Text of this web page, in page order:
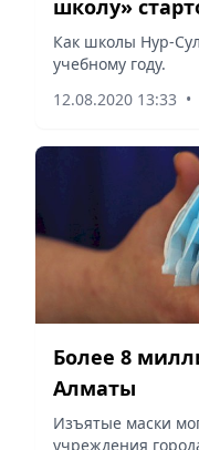
школу»
Как школы Нур-
учебному году.
12.08.2020 13:33 •
Более 8
Алматы
Изъятые маски
учреждения